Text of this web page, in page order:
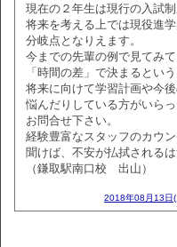
現在の２年生は現行の入試
将来を考える上では現役進
分岐点となりえます。
今までの先輩の例で見てみ
「時間の差」で決まるとい
将来に向けて学習計画や今
悩んだりしている方がいら
お問合せ下さい。
経験豊富なスタッフのカウ
聞けば、不安が払拭されるは
（鎌取駅南口校 出山）
2018年08月13日